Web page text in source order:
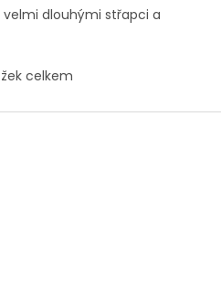
velmi dlouhými střapci a
O
l
celkem